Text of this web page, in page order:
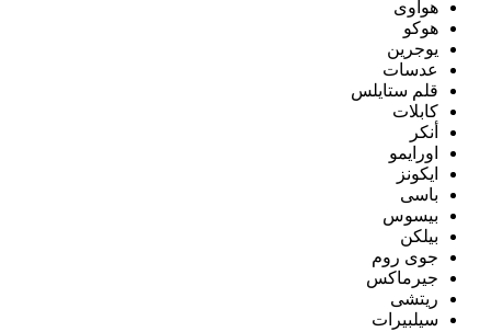
هواوى
هوكو
يوجرين
عدسات
قلم ستايلس
كابلات
أنكر
اورايمو
ايكونز
باسى
بيسوس
بيلكن
جوى روم
جيرماكس
ريتشى
سيلبيرات